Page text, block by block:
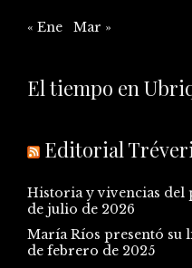
« Ene Mar »
El tiempo en
Editorial
Historia y vivencias del
de julio de 2026
María Ríos presentó su
de febrero de 2025